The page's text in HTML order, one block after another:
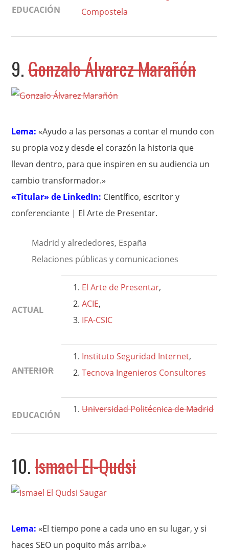
EDUCACIÓN
Compostela
9.Gonzalo Álvarez Marañón
Lema: «Ayudo a las personas a contar el mundo con
su propia voz y desde el corazón la historia que
llevan dentro, para que inspiren en su audiencia un
cambio transformador.»
«Titular» de LinkedIn: Científico, escritor y
conferenciante | El Arte de Presentar.
Madrid y alrededores, España
Relaciones públicas y comunicaciones
ACTUAL
El Arte de Presentar,
ACIE,
IFA-CSIC
ANTERIOR
Instituto Seguridad Internet,
Tecnova Ingenieros Consultores
EDUCACIÓN
Universidad Politécnica de Madrid
10.Ismael El-Qudsi
Lema: «El tiempo pone a cada uno en su lugar, y si
haces SEO un poquito más arriba.»